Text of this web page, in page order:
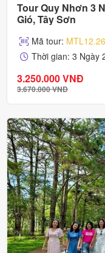
Tour Quy Nhơn 3
Gió, Tây Sơn
Mã tour: MTL12.26
Thời gian: 3 Ngày
3.250.000 VNĐ
3.670.000 VNĐ